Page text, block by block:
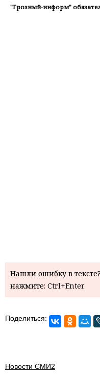
"Грозный-информ"
Нашли ошибку в
нажмите: Ctrl+Enter
Поделиться:
Новости СМИ2